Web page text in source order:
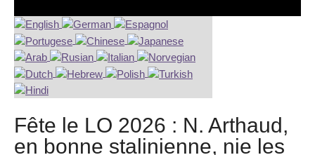
Fête le LO 2026 : N. Arthaud,
en bonne stalinienne, nie les